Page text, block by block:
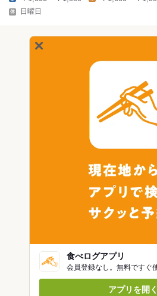
日曜日
食べログアプリ
会員登録なし。無料ですぐ
アプリを開く